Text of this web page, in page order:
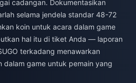
cadangan. Dokumentasikan
selama jendela standar 48-72
koin untuk acara dalam game
hal itu di tiket Anda — laporan
terkadang menawarkan
dalam game untuk pemain yang